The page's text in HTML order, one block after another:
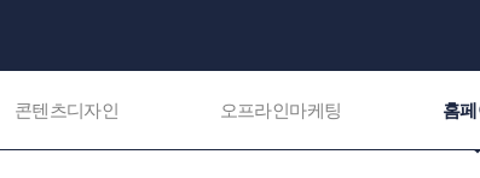
콘텐츠디자인 오프라인마케팅 홈